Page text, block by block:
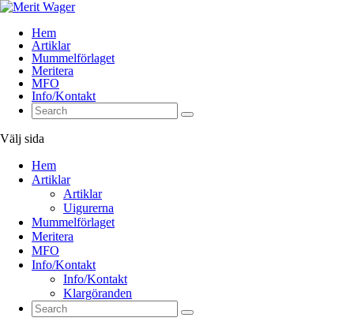
Hem
Artiklar
Mummelförlaget
Meritera
MFO
Info/Kontakt
Välj sida
Hem
Artiklar
Artiklar
Uigurerna
Mummelförlaget
Meritera
MFO
Info/Kontakt
Info/Kontakt
Klargöranden